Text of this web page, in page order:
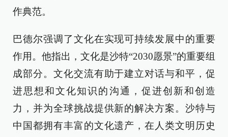
作典范。
巴德尔强调了文化在实现可持续发展中的重要
作用。他指出，文化是沙特“2030愿景”的重要组
成部分。文化交流有助于建立对话与和平，促
进思想和文化知识的沟通，促进创新和创造
力，并为全球挑战提供新的解决方案。沙特与
中国都拥有丰富的文化遗产，在人类文明历史